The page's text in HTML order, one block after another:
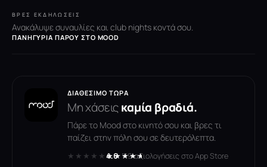
ΒΡΕΣ ΕΚΔΗΛΏΣΕΙΣ
Ανακάλυψε συναυλίες και club nights κοντά σου.
ΠΑΝΗΓΎΡΙΑ ΠΆΡΟΥ ΣΤΟ MOOD
ΔΙΑΘΈΣΙΜΟ ΤΏΡΑ
Μη χάσειςκαμία βραδιά.
Πάρε το Mood στο κινητό σου και βρες τι
παίζει στην πόλη σου σε δευτερόλεπτα.
★★★★★★★★★★
4.6· 119 αξιολογήσεις στο App Store